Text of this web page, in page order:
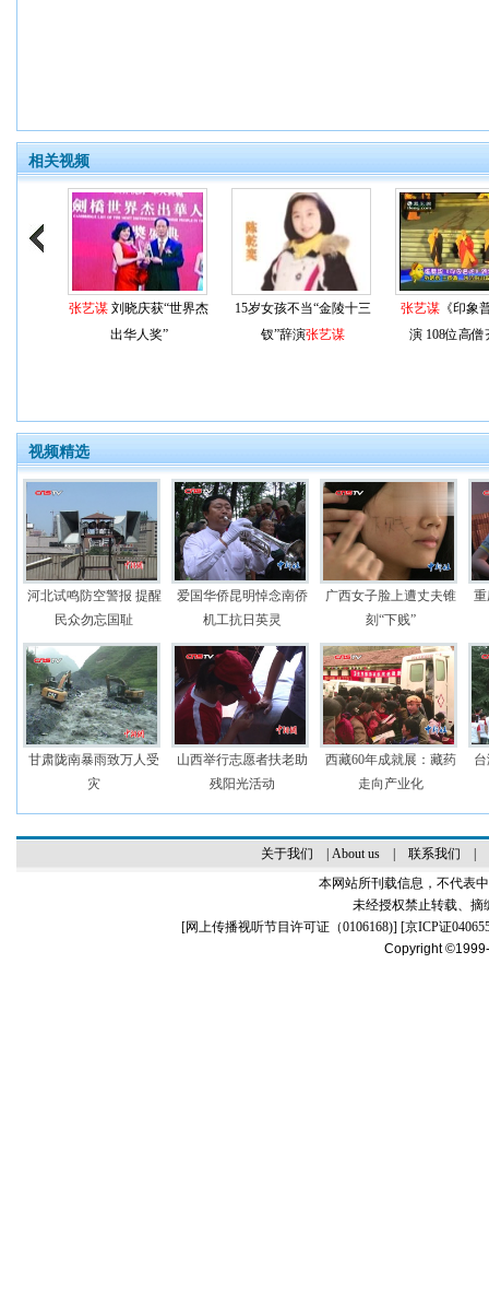
相关视频
张艺谋 刘晓庆获“世界杰
出华人奖”
15岁女孩不当“金陵十三
钗”辞演张艺谋
张艺谋 《印象
演 108位高僧
视频精选
河北试鸣防空警报 提醒
民众勿忘国耻
爱国华侨昆明悼念南侨
机工抗日英灵
广西女子脸上遭丈夫锥
刻“下贱”
重
甘肃陇南暴雨致万人受
灾
山西举行志愿者扶老助
残阳光活动
西藏60年成就展：藏药
走向产业化
关于我们 About us| 联系我们
本网站所刊载信息，不代表
未经授权禁止转载、摘
[网上传播视听节目许可证（0106168)] [京ICP证
Copyright